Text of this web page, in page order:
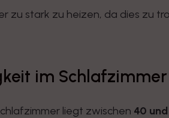
zu stark zu heizen, da dies zu
im Schlafzimmer
liegt zwischen 40